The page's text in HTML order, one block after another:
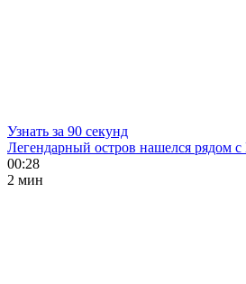
Узнать за 90 секунд
Легендарный остров нашелся рядом
00:28
2 мин